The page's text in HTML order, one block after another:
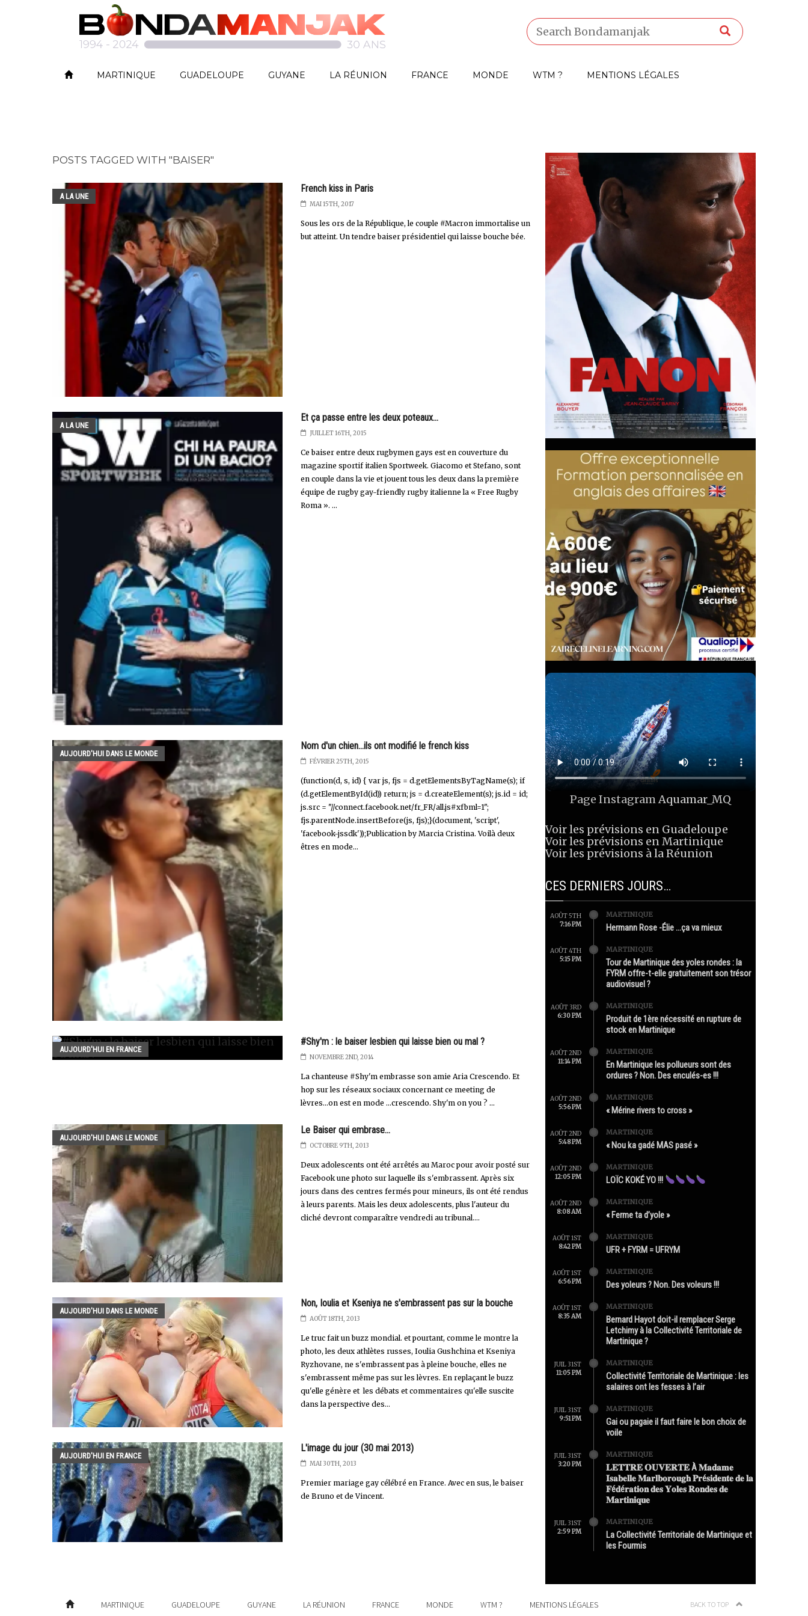
MARTINIQUE GUADELOUPE GUYANE LA RÉUNION FRANCE MONDE WTM ? MENTIONS LÉGALES
POSTS TAGGED WITH "BAISER"
A LA UNE
French kiss in Paris
MAI 15TH, 2017
Sous les ors de la République, le couple #Macron immortalise un
but atteint. Un tendre baiser présidentiel qui laisse bouche bée.
A LA UNE
Et ça passe entre les deux poteaux...
JUILLET 16TH, 2015
Ce baiser entre deux rugbymen gays est en couverture du
magazine sportif italien Sportweek. Giacomo et Stefano, sont
en couple dans la vie et jouent tous les deux dans la première
équipe de rugby gay-friendly rugby italienne la « Free Rugby
Roma ». ...
AUJOURD'HUI DANS LE MONDE
Nom d'un chien...ils ont modifié le french kiss
FÉVRIER 25TH, 2015
(function(d, s, id) { var js, fjs = d.getElementsByTagName(s); if
(d.getElementById(id)) return; js = d.createElement(s); js.id = id;
js.src = "//connect.facebook.net/fr_FR/all.js#xfbml=1";
fjs.parentNode.insertBefore(js, fjs);}(document, 'script',
'facebook-jssdk'));Publication by Marcia Cristina. Voilà deux
êtres en mode...
AUJOURD'HUI EN FRANCE
#Shy'm : le baiser lesbien qui laisse bien ou mal ?
NOVEMBRE 2ND, 2014
La chanteuse #Shy'm embrasse son amie Aria Crescendo. Et
hop sur les réseaux sociaux concernant ce meeting de
lèvres...on est en mode ...crescendo. Shy'm on you ? ...
AUJOURD'HUI DANS LE MONDE
Le Baiser qui embrase...
OCTOBRE 9TH, 2013
Deux adolescents ont été arrêtés au Maroc pour avoir posté sur
Facebook une photo sur laquelle ils s'embrassent. Après six
jours dans des centres fermés pour mineurs, ils ont été rendus
à leurs parents. Mais les deux adolescents, plus l'auteur du
cliché devront comparaître vendredi au tribunal....
AUJOURD'HUI DANS LE MONDE
Non, Ioulia et Kseniya ne s'embrassent pas sur la bouche
AOÛT 18TH, 2013
Le truc fait un buzz mondial. et pourtant, comme le montre la
photo, les deux athlètes russes, Ioulia Gushchina et Kseniya
Ryzhovane, ne s'embrassent pas à pleine bouche, elles ne
s'embrassent même pas sur les lèvres. En replaçant le buzz
qu'elle génère et les débats et commentaires qu'elle suscite
dans la perspective des...
AUJOURD'HUI EN FRANCE
L'image du jour (30 mai 2013)
MAI 30TH, 2013
Premier mariage gay célébré en France. Avec en sus, le baiser
de Bruno et de Vincent.
Page InstagramAquamar_MQ
Voir les prévisions en Guadeloupe
Voir les prévisions en Martinique
Voir les prévisions à la Réunion
CES DERNIERS JOURS…
AOÛT 5TH
7:16 PM
MARTINIQUE
Hermann Rose -Élie …ça va mieux
AOÛT 4TH
5:15 PM
MARTINIQUE
Tour de Martinique des yoles rondes : la
FYRM offre-t-elle gratuitement son trésor
audiovisuel ?
AOÛT 3RD
6:30 PM
MARTINIQUE
Produit de 1ère nécessité en rupture de
stock en Martinique
AOÛT 2ND
11:14 PM
MARTINIQUE
En Martinique les pollueurs sont des
ordures ? Non. Des enculés-es !!!
AOÛT 2ND
5:56 PM
MARTINIQUE
« Mérine rivers to cross »
AOÛT 2ND
5:48 PM
MARTINIQUE
« Nou ka gadé MAS pasé »
AOÛT 2ND
12:05 PM
MARTINIQUE
LOÏC KOKÉ YO !!!
AOÛT 2ND
8:08 AM
MARTINIQUE
« Ferme ta d’yole »
AOÛT 1ST
8:42 PM
MARTINIQUE
UFR + FYRM = UFRYM
AOÛT 1ST
6:56 PM
MARTINIQUE
Des yoleurs ? Non. Des voleurs !!!
AOÛT 1ST
8:35 AM
MARTINIQUE
Bernard Hayot doit-il remplacer Serge
Letchimy à la Collectivité Territoriale de
Martinique ?
JUIL 31ST
11:05 PM
MARTINIQUE
Collectivité Territoriale de Martinique : les
salaires ont les fesses à l’air
JUIL 31ST
9:51 PM
MARTINIQUE
Gai ou pagaie il faut faire le bon choix de
voile
JUIL 31ST
3:20 PM
MARTINIQUE
𝐋𝐄𝐓𝐓𝐑𝐄 𝐎𝐔𝐕𝐄𝐑𝐓𝐄 À 𝐌𝐚𝐝𝐚𝐦𝐞
𝐈𝐬𝐚𝐛𝐞𝐥𝐥𝐞 𝐌𝐚𝐫𝐥𝐛𝐨𝐫𝐨𝐮𝐠𝐡 𝐏𝐫é𝐬𝐢𝐝𝐞𝐧𝐭𝐞 𝐝𝐞 𝐥𝐚
𝐅é𝐝é𝐫𝐚𝐭𝐢𝐨𝐧 𝐝𝐞𝐬 𝐘𝐨𝐥𝐞𝐬 𝐑𝐨𝐧𝐝𝐞𝐬 𝐝𝐞
𝐌𝐚𝐫𝐭𝐢𝐧𝐢𝐪𝐮𝐞
JUIL 31ST
2:59 PM
MARTINIQUE
La Collectivité Territoriale de Martinique et
les Fourmis
MARTINIQUE GUADELOUPE GUYANE LA RÉUNION FRANCE MONDE WTM ? MENTIONS LÉGALES BACK TO TOP